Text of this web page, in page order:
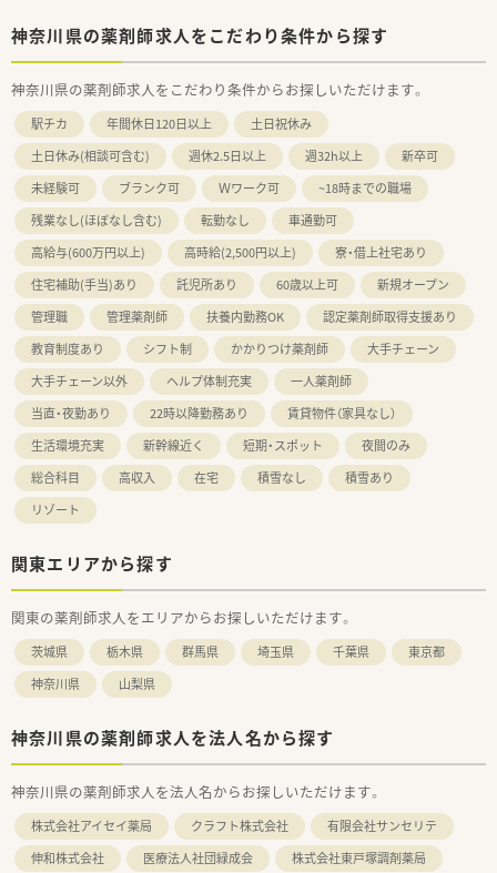
神奈川県の薬剤師求人をこだわり条件から探す
神奈川県の薬剤師求人をこだわり条件からお探しいただけます。
駅チカ 年間休日120日以上
土日祝休み
土日休み(相談可含む)
週休2.5日以上 週32h以上
新卒可
未経験可
ブランク可 Ｗワーク可
~18時までの職場
残業なし(ほぼなし含む)
転勤なし
車通勤可
高給与(600万円以上)
高時給(2,500円以上)
寮・借上社宅あり
住宅補助(手当)あり
託児所あり 60歳以上可
新規オープン
管理職
管理薬剤師 扶養内勤務OK
認定薬剤師取得支援あり
教育制度あり
シフト制 かかりつけ薬剤師
大手チェーン
大手チェーン以外
ヘルプ体制充実
一人薬剤師
当直・夜勤あり
22時以降勤務あり
賃貸物件（家具なし）
生活環境充実
新幹線近く 短期・スポット
夜間のみ
総合科目
高収入 在宅 積雪なし
積雪あり
リゾート
関東エリアから探す
関東の薬剤師求人をエリアからお探しいただけます。
茨城県 栃木県 群馬県 埼玉県 千葉県
東京都
神奈川県
山梨県
神奈川県の薬剤師求人を法人名から探す
神奈川県の薬剤師求人を法人名からお探しいただけます。
株式会社アイセイ薬局 クラフト株式会社
有限会社サンセリテ
伸和株式会社
医療法人社団緑成会
株式会社東戸塚調剤薬局